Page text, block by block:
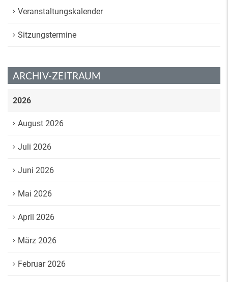
Veranstaltungskalender
Sitzungstermine
ARCHIV-ZEITRAUM
2026
August 2026
Juli 2026
Juni 2026
Mai 2026
April 2026
März 2026
Februar 2026